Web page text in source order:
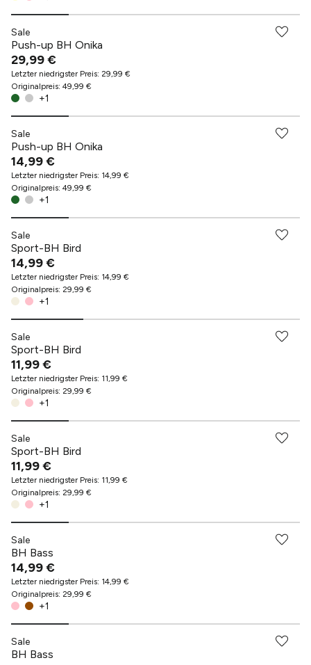
Sale
Push-up BH Onika
29,99 €
Letzter niedrigster Preis: 29,99 €
Originalpreis: 49,99 €
+1
Sale
Push-up BH Onika
14,99 €
Letzter niedrigster Preis: 14,99 €
Originalpreis: 49,99 €
+1
Sale
Sport-BH Bird
14,99 €
Letzter niedrigster Preis: 14,99 €
Originalpreis: 29,99 €
+1
Sale
Sport-BH Bird
11,99 €
Letzter niedrigster Preis: 11,99 €
Originalpreis: 29,99 €
+1
Sale
Sport-BH Bird
11,99 €
Letzter niedrigster Preis: 11,99 €
Originalpreis: 29,99 €
+1
Sale
BH Bass
14,99 €
Letzter niedrigster Preis: 14,99 €
Originalpreis: 29,99 €
+1
Sale
BH Bass